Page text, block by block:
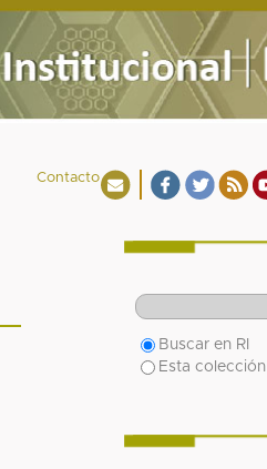
Contacto
Buscar en RI
Esta colección